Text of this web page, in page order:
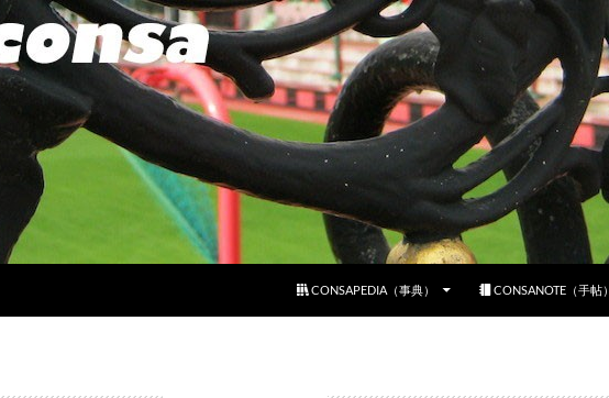
CONSAPEDIA（事典）
CONSANOTE（手帖）